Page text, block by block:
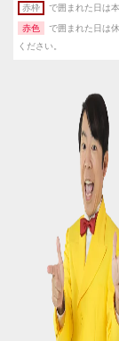
赤枠 で囲まれた日は
赤色
で囲まれた日は
ください。